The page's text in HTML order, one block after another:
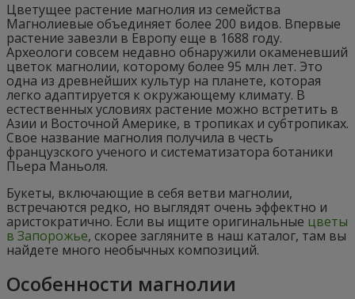
Цветущее растение магнолия из семейства
Магнолиевые объединяет более 200 видов. Впервые
растение завезли в Европу еще в 1688 году.
Археологи совсем недавно обнаружили окаменевший
цветок магнолии, которому более 95 млн лет. Это
одна из древнейших культур на планете, которая
легко адаптируется к окружающему климату. В
естественных условиях растение можно встретить в
Азии и Восточной Америке, в тропиках и субтропиках.
Свое название магнолия получила в честь
французского ученого и систематизатора ботаники
Пьера Маньоля.
Букеты, включающие в себя ветви магнолии,
встречаются редко, но выглядят очень эффектно и
аристократично. Если вы ищите оригинальные цветы
в Запорожье, скорее загляните в наш каталог, там вы
найдете много необычных композиций.
Особенности магнолии